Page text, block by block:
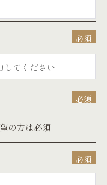
必須
必須
の方は必須
必須